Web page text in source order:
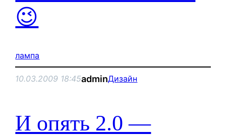
😉
лампа
10.03.2009 18:45adminДизайн
И опять 2.0 —